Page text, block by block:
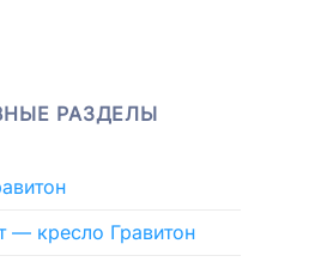
РАЗДЕЛЫ
— кресло Гравитон